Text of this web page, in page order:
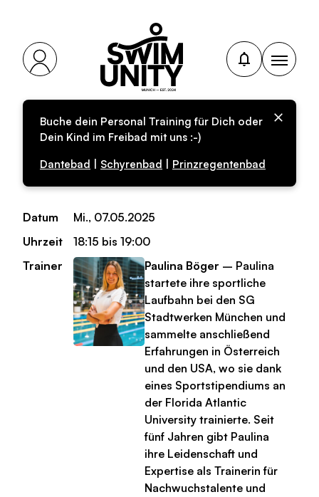
Buche dein Personal Training für Dich oder
Dein Kind im Freibad mit uns :-)
Dantebad
Schyrenbad Prinzregentenbad
Personal-Training für
Erwachsene
Datum
Mi., 07.05.2025
Uhrzeit
18:15 bis 19:00
Trainer
Paulina Böger – Paulina
startete ihre sportliche
Laufbahn bei den SG
Stadtwerken München und
sammelte anschließend
Erfahrungen in Österreich
und den USA, wo sie dank
eines Sportstipendiums an
der Florida Atlantic
University trainierte. Seit
fünf Jahren gibt Paulina
ihre Leidenschaft und
Expertise als Trainerin für
Nachwuchstalente und